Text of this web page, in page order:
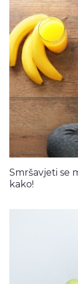
Smršavjeti se
kako!